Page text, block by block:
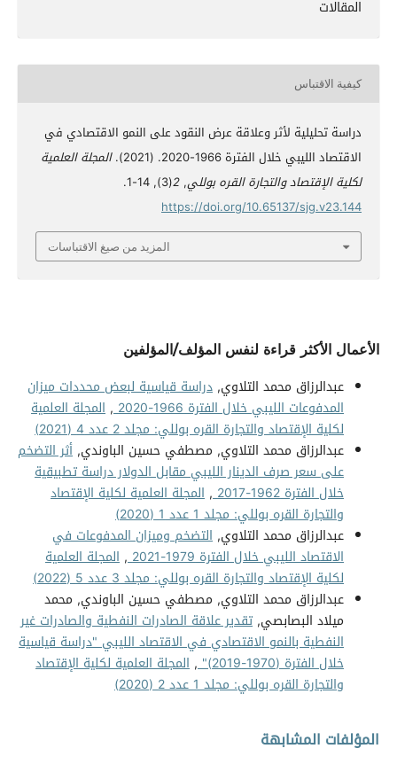
المقالات
كيفية الاقتباس
دراسة تحليلية لأثر وعلاقة عرض النقود على النمو الاقتصادي في
الاقتصاد الليبي خلال الفترة 1966-2020. (2021).
المجلة العلمية
لكلية الإقتصاد والتجارة القره بوللي,
2
(3), 14-1.
https://doi.org/10.65137/sjg.v23.144
المزيد من صيغ الاقتباسات
الأعمال الأكثر قراءة لنفس المؤلف/المؤلفين
عبدالرزاق محمد التلاوي, دراسة قياسية لبعض محددات ميزان
المدفوعات الليبي خلال الفترة 1966-2020
, المجلة العلمية
لكلية الإقتصاد والتجارة القره بوللي: مجلد 2 عدد 4 (2021)
عبدالرزاق محمد التلاوي, مصطفي حسين الباوندي, أثر التضخم
على سعر صرف الدينار الليبي مقابل الدولار دراسة تطبيقية
خلال الفترة 1962-2017
, المجلة العلمية لكلية الإقتصاد
والتجارة القره بوللي: مجلد 1 عدد 1 (2020)
عبدالرزاق محمد التلاوي, التضخم وميزان المدفوعات في
الاقتصاد الليبي خلال الفترة 1979-2021
, المجلة العلمية
لكلية الإقتصاد والتجارة القره بوللي: مجلد 3 عدد 5 (2022)
عبدالرزاق محمد التلاوي, مصطفي حسين الباوندي, محمد
ميلاد البصابصي, تقدير علاقة الصادرات النفطية والصادرات غير
النفطية بالنمو الاقتصادي في الاقتصاد الليبي "دراسة قياسية
خلال الفترة (1970-2019)"
, المجلة العلمية لكلية الإقتصاد
والتجارة القره بوللي: مجلد 1 عدد 2 (2020)
المؤلفات المشابهة